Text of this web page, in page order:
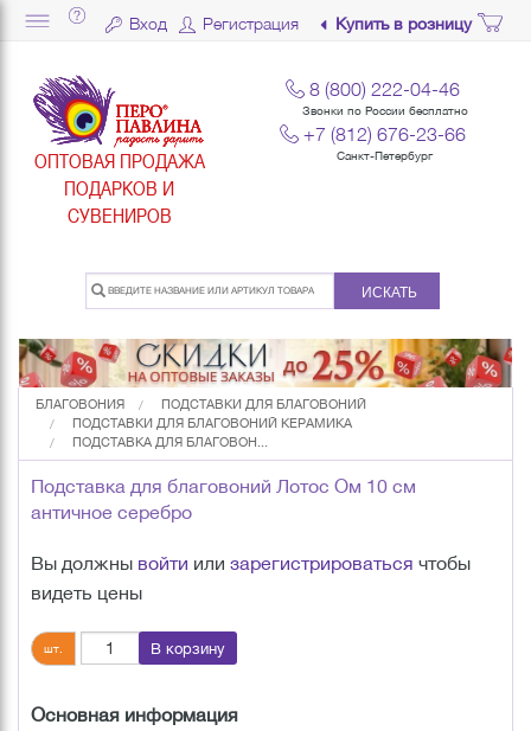
Вход Регистрация Купить в розницу
ОПТОВАЯ ПРОДАЖА
ПОДАРКОВ И
СУВЕНИРОВ
8 (800) 222-04-46
Звонки по России бесплатно
+7 (812) 676-23-66
Санкт-Петербург
ИСКАТЬ
БЛАГОВОНИЯ
ПОДСТАВКИ ДЛЯ БЛАГОВОНИЙ
ПОДСТАВКИ ДЛЯ БЛАГОВОНИЙ КЕРАМИКА
ПОДСТАВКА ДЛЯ БЛАГОВОН...
Подставка для благовоний Лотос Ом 10 см
античное серебро
Вы должны войти или зарегистрироваться чтобы
видеть цены
шт. В корзину
Основная информация